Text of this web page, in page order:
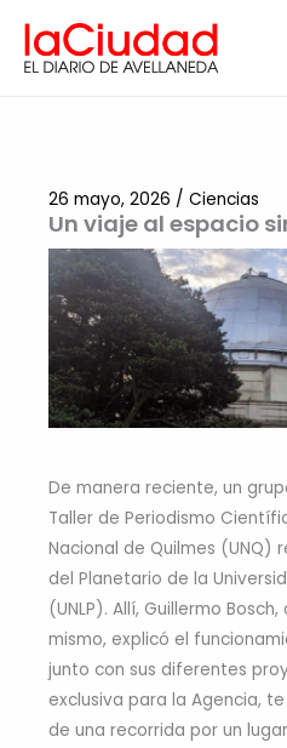
contenido
Un viaje al espacio
26 mayo, 2026 / Ciencias
De manera reciente, un
Taller de Periodismo
Nacional de Quilmes (UNQ)
del Planetario de la
(UNLP). Allí, Guillermo
mismo, explicó el
junto con sus diferentes
exclusiva para la Agencia,
de una recorrida por un